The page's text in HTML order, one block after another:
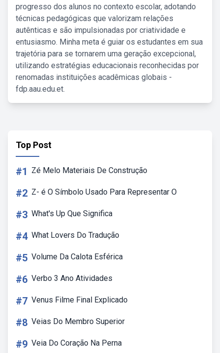
progresso dos alunos no contexto escolar, adotando
técnicas pedagógicas que valorizam relações
autênticas e são impulsionadas por criatividade e
entusiasmo. Minha meta é guiar os estudantes em sua
trajetória para se tornarem uma geração excepcional,
utilizando estratégias educacionais reconhecidas por
renomadas instituições acadêmicas globais -
fdp.aau.edu.et.
Top Post
#1 Zé Melo Materiais De Construção
#2 Z- é O Símbolo Usado Para Representar O
#3 What's Up Que Significa
#4 What Lovers Do Tradução
#5 Volume Da Calota Esférica
#6 Verbo 3 Ano Atividades
#7 Venus Filme Final Explicado
#8 Veias Do Membro Superior
#9 Veia Do Coração Na Perna